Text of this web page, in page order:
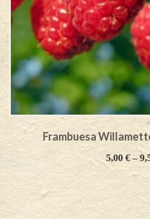
Frambuesa
5,00 €–